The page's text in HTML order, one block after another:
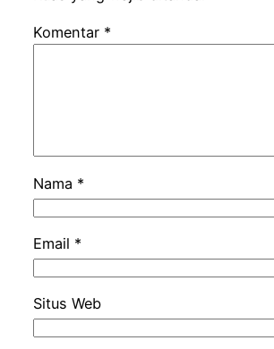
Komentar *
Nama *
Email *
Situs Web